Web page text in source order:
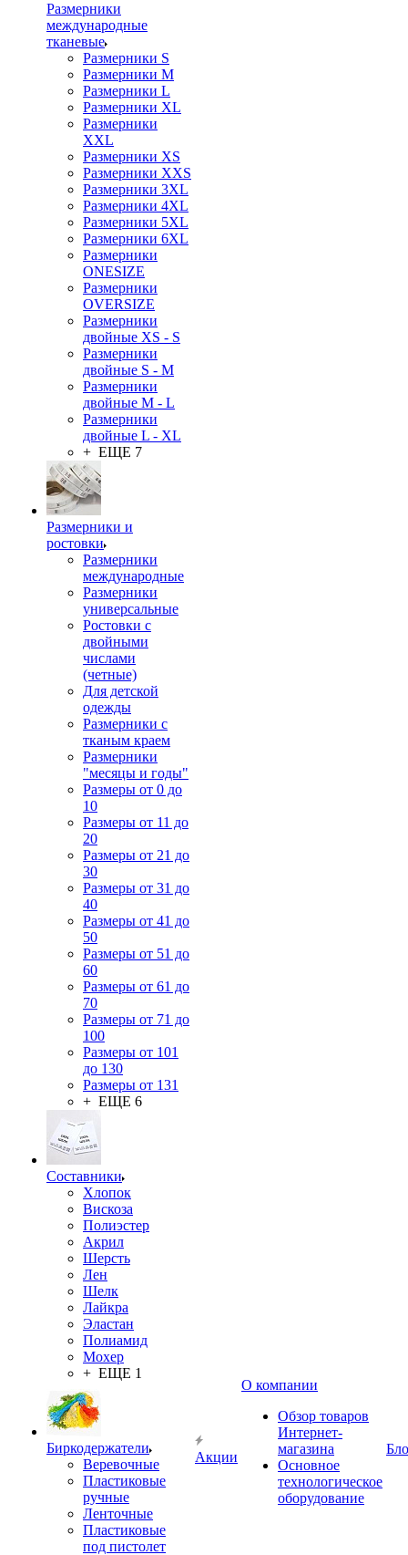
Размерники
международные
тканевые
Размерники S
Размерники M
Размерники L
Размерники XL
Размерники
XXL
Размерники XS
Размерники XXS
Размерники 3XL
Размерники 4XL
Размерники 5XL
Размерники 6XL
Размерники
ONESIZE
Размерники
OVERSIZE
Размерники
двойные XS - S
Размерники
двойные S - M
Размерники
двойные M - L
Размерники
двойные L - XL
+ ЕЩЕ 7
Размерники и
ростовки
Размерники
международные
Размерники
универсальные
Ростовки с
двойными
числами
(четные)
Для детской
одежды
Размерники с
тканым краем
Размерники
"месяцы и годы"
Размеры от 0 до
10
Размеры от 11 до
20
Размеры от 21 до
30
Размеры от 31 до
40
Размеры от 41 до
50
Размеры от 51 до
60
Размеры от 61 до
70
Размеры от 71 до
100
Размеры от 101
до 130
Размеры от 131
+ ЕЩЕ 6
Составники
Хлопок
Вискоза
Полиэстер
Акрил
Шерсть
Лен
Шелк
Лайкра
Эластан
Полиамид
Мохер
+ ЕЩЕ 1
Биркодержатели
Веревочные
Пластиковые
ручные
Ленточные
Пластиковые
под пистолет
Акции
О компании
Обзор товаров
Интернет-
магазина
Основное
технологическое
оборудование